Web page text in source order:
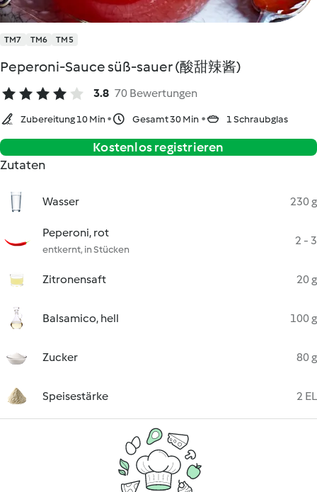
TM7 TM6 TM5
Peperoni-Sauce süß-sauer (酸甜辣酱)
3.8 70 Bewertungen
Zubereitung 10 Min Gesamt 30 Min 1 Schraubglas
Kostenlos registrieren
Zutaten
Wasser 230 g
Peperoni, rot
entkernt, in Stücken
2 - 3
Zitronensaft 20 g
Balsamico, hell 100 g
Zucker 80 g
Speisestärke 2 EL